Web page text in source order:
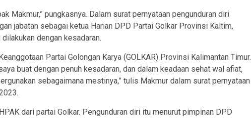
Makmur,” pungkasnya. Dalam surat pernyataan pengunduran diri
jabatan sebagai ketua Harian DPD Partai Golkar Provinsi Kaltim,
dengan kesadaran.
Partai Golongan Karya (GOLKAR) Provinsi Kalimantan Timur.
buat dengan penuh kesadaran, dan dalam keadaan sehat wal afiat,
sebagaimana mestinya,” tulis Makmur dalam surat pernyataan
dari partai Golkar. Pengunduran diri itu menurut pimpinan DPD